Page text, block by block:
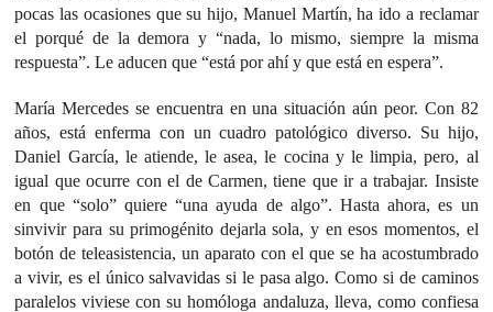
pocas las ocasiones que su hijo, Manuel Martín, ha ido a reclamar
el porqué de la demora y “nada, lo mismo, siempre la misma
respuesta”. Le aducen que “está por ahí y que está en espera”.
María Mercedes se encuentra en una situación aún peor. Con 82
años, está enferma con un cuadro patológico diverso. Su hijo,
Daniel García, le atiende, le asea, le cocina y le limpia, pero, al
igual que ocurre con el de Carmen, tiene que ir a trabajar. Insiste
en que “solo” quiere “una ayuda de algo”. Hasta ahora, es un
sinvivir para su primogénito dejarla sola, y en esos momentos, el
botón de teleasistencia, un aparato con el que se ha acostumbrado
a vivir, es el único salvavidas si le pasa algo. Como si de caminos
paralelos viviese con su homóloga andaluza, lleva, como confiesa